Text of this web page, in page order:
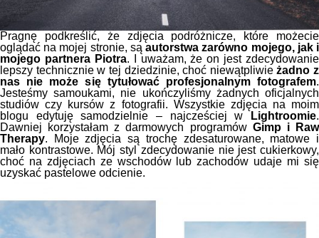
Pragnę podkreślić, że zdjęcia podróżnicze, które możecie
oglądać na mojej stronie, sąautorstwa zarówno mojego, jak i
mojego partnera Piotra. I uważam, że on jest zdecydowanie
lepszy technicznie w tej dziedzinie, choć niewątpliwieżadno z
nas nie może się tytułować profesjonalnym fotografem.
Jesteśmy samoukami, nie ukończyliśmy żadnych oficjalnych
studiów czy kursów z fotografii. Wszystkie zdjęcia na moim
blogu edytuję samodzielnie – najcześciej w
Lightroomie.
Dawniej korzystałam z darmowych programów Gimp i Raw
Therapy. Moje zdjęcia są trochę zdesaturowane, matowe i
mało kontrastowe. Mój styl zdecydowanie nie jest cukierkowy,
choć na zdjęciach ze wschodów lub zachodów udaje mi się
uzyskać pastelowe odcienie.